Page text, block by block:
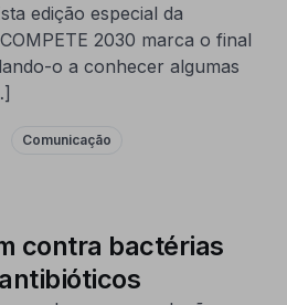
edição especial da
2030 marca o final
o a conhecer algumas
Comunicação
contra bactérias